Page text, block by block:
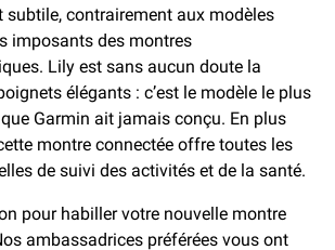
subtile, contrairement aux modèles
imposants des montres
Lily est sans aucun doute la
élégants : c’est le modèle le plus
Garmin ait jamais conçu. En plus
montre connectée offre toutes les
de suivi des activités et de la santé.
pour habiller votre nouvelle montre
ambassadrices préférées vous ont